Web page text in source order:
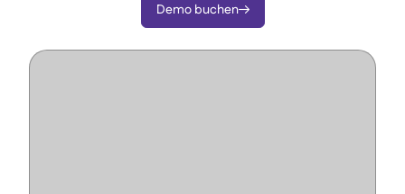
Demo buchen